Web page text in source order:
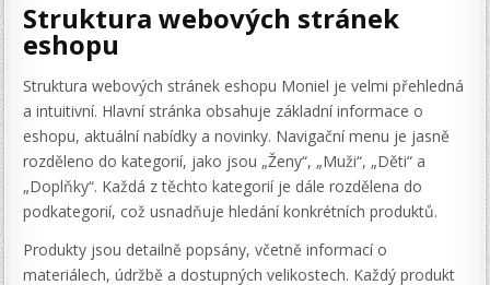
Struktura webových stránek
eshopu
Struktura webových stránek eshopu Moniel je velmi přehledná
a intuitivní. Hlavní stránka obsahuje základní informace o
eshopu, aktuální nabídky a novinky. Navigační menu je jasně
rozděleno do kategorií, jako jsou „Ženy“, „Muži“, „Děti“ a
„Doplňky“. Každá z těchto kategorií je dále rozdělena do
podkategorií, což usnadňuje hledání konkrétních produktů.
Produkty jsou detailně popsány, včetně informací o
materiálech, údržbě a dostupných velikostech. Každý produkt